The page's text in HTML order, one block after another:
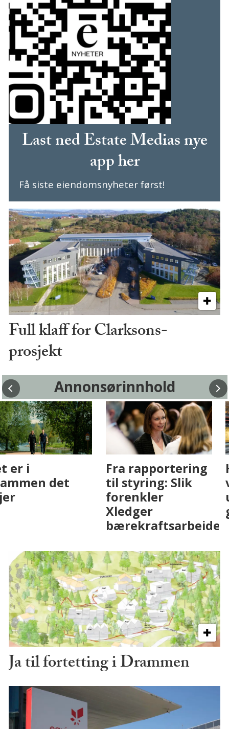
Last ned Estate Medias nye
app her
Få siste eiendomsnyheter først!
Full klaff for Clarksons-
prosjekt
Annonsørinnhold
Fenistra endrer
eiendomsbransjen
med AI. Slik ser vi
Det er i
Drammen det
skjer
Ja til fortetting i Drammen